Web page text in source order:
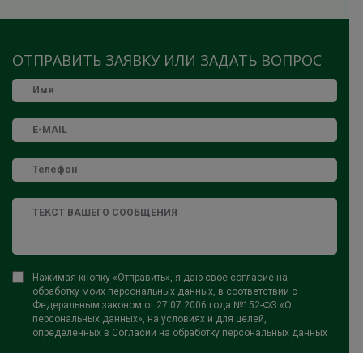
ОТПРАВИТЬ ЗАЯВКУ ИЛИ ЗАДАТЬ ВОПРОС
Нажимая кнопку «Отправить», я даю свое согласие на
обработку моих персональных данных, в соответствии с
Федеральным законом от 27.07.2006 года №152-ФЗ «О
персональных данных», на условиях и для целей,
определенных в Согласии на обработку персональных данных